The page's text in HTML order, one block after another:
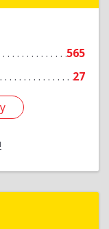
565
27
Подробнее